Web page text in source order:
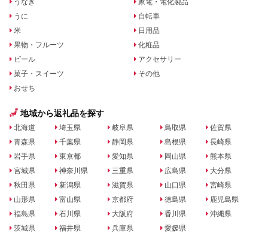
うなぎ
うに
米
果物・フルーツ
ビール
菓子・スイーツ
おせち
家電・電化製品
自転車
日用品
化粧品
アクセサリー
その他
地域から返礼品を探す
北海道
青森県
岩手県
宮城県
秋田県
山形県
福島県
茨城県
埼玉県
千葉県
東京都
神奈川県
新潟県
富山県
石川県
福井県
岐阜県
静岡県
愛知県
三重県
滋賀県
京都府
大阪府
兵庫県
鳥取県
島根県
岡山県
広島県
山口県
徳島県
香川県
愛媛県
佐賀県
長崎県
熊本県
大分県
宮崎県
鹿児島県
沖縄県